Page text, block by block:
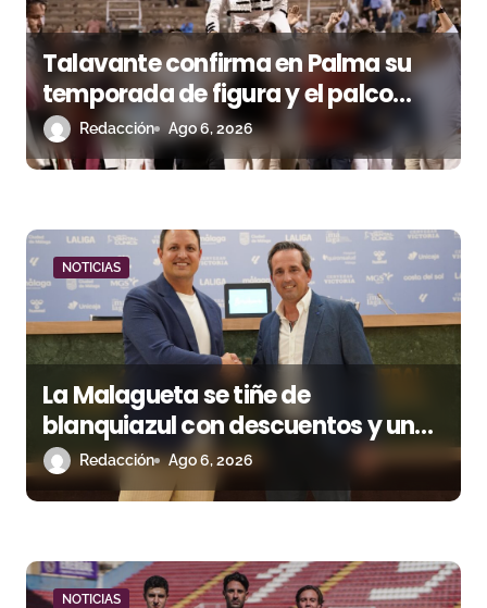
e
e
n
t
a
d
a
s
Talavante confirma en Palma su
temporada de figura y el palco
niega el premio a Roca Rey
Redacción Ago 6, 2026
NOTICIAS
La Malagueta se tiñe de
blanquiazul con descuentos y una
corrida homenaje al Málaga CF
Redacción Ago 6, 2026
NOTICIAS